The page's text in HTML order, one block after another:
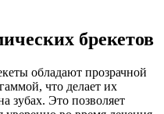
брекетов
обладают прозрачной
что делает их
зубах. Это позволяет